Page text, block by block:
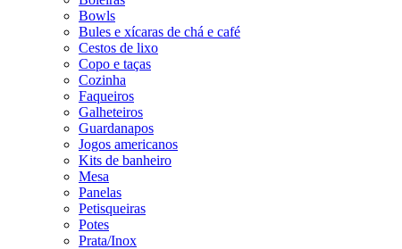
Bowls
Bules e xícaras de chá e café
Cestos de lixo
Copo e taças
Cozinha
Faqueiros
Galheteiros
Guardanapos
Jogos americanos
Kits de banheiro
Mesa
Panelas
Petisqueiras
Potes
Prata/Inox